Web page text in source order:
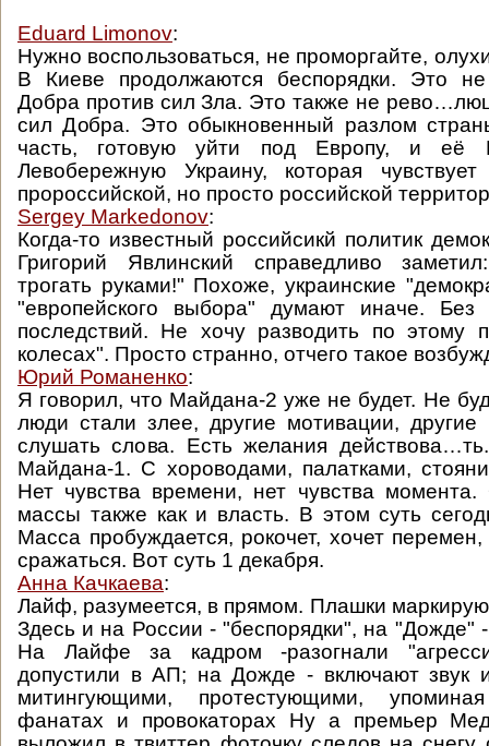
Eduard Limonov:
Нужно воспользоваться, не проморгайте,
В Киеве продолжаются беспорядки. Это
Добра против сил Зла. Это также не
сил Добра. Это обыкновенный разлом
часть, готовую уйти под Европу, и её
Левобережную Украину, которая
пророссийской, но просто российской
Sergey Markedonov:
Когда-то известный российсикй политик
Григорий Явлинский справедливо
трогать руками!" Похоже, украинские
"европейского выбора" думают иначе. Без
последствий. Не хочу разводить по этому
колесах". Просто странно, отчего такое
Юрий Романенко:
Я говорил, что Майдана-2 уже не будет. Не
люди стали злее, другие мотивации,
слушать слова. Есть желания
Майдана-1. С хороводами, палатками,
Нет чувства времени, нет чувства момента.
массы также как и власть. В этом суть
Масса пробуждается, рокочет, хочет
сражаться. Вот суть 1 декабря.
Анна Качкаева:
Лайф, разумеется, в прямом. Плашки
Здесь и на России - "беспорядки", на "Дожде"
На Лайфе за кадром -разогнали
допустили в АП; на Дожде - включают звук
митингующими, протестующими,
фанатах и провокаторах Ну а премьер